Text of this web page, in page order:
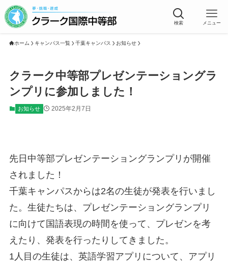
検索 メニュー
ホーム キャンパス一覧 千葉キャンパス お知らせ
クラーク中等部プレゼンテーショングラ
ンプリに参加しました！
お知らせ 2025年2月7日
先日中等部プレゼンテーショングランプリが開催
されました！
千葉キャンパスからは2名の生徒が発表を行いまし
た。生徒たちは、プレゼンテーショングランプリ
に向けて国語表現の時間を使って、プレゼンを考
えたり、発表を行ったりしてきました。
1人目の生徒は、英語学習アプリについて、アプリ